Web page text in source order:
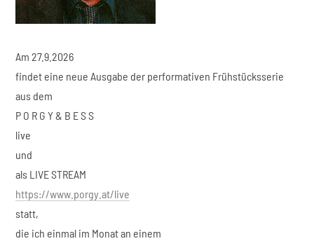
Am 27.9.2026
findet eine neue Ausgabe der performativen Frühstücksserie
aus dem
P O R G Y & B E S S
live
und
als LIVE STREAM
https://www.porgy.at/live
statt,
die ich einmal im Monat an einem